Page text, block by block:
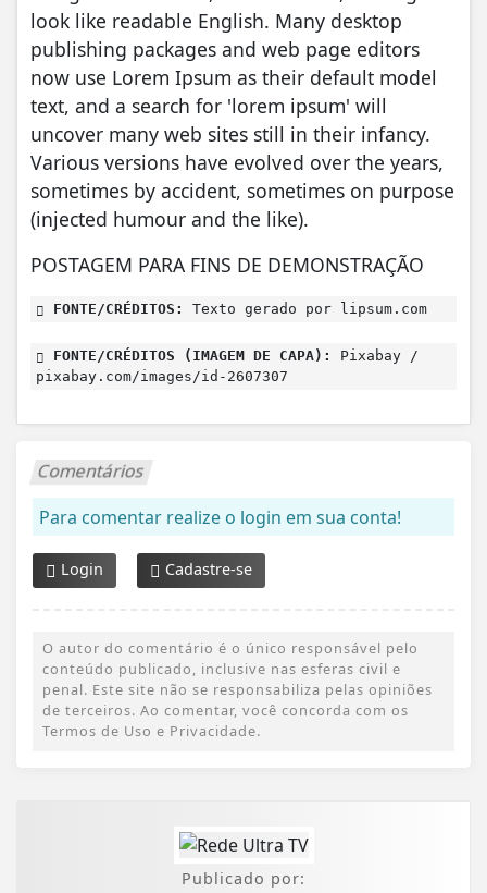
look like readable English. Many desktop
publishing packages and web page editors
now use Lorem Ipsum as their default model
text, and a search for 'lorem ipsum' will
uncover many web sites still in their infancy.
Various versions have evolved over the years,
sometimes by accident, sometimes on purpose
(injected humour and the like).
POSTAGEM PARA FINS DE DEMONSTRAÇÃO
FONTE/CRÉDITOS: Texto gerado por lipsum.com
FONTE/CRÉDITOS (IMAGEM DE CAPA):
Pixabay /
pixabay.com/images/id-2607307
Comentários
Para comentar realize o login em sua conta!
Login Cadastre-se
O autor do comentário é o único responsável pelo
conteúdo publicado, inclusive nas esferas civil e
penal. Este site não se responsabiliza pelas opiniões
de terceiros. Ao comentar, você concorda com os
Termos de Uso e Privacidade.
Publicado por: